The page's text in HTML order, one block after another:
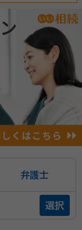
弁護士
選択